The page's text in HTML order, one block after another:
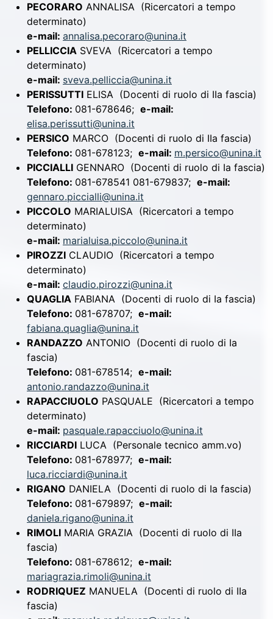
PECORARO ANNALISA (Ricercatori a tempo
determinato)
e-mail: annalisa.pecoraro@unina.it
PELLICCIA SVEVA (Ricercatori a tempo
determinato)
e-mail: sveva.pelliccia@unina.it
PERISSUTTI ELISA (Docenti di ruolo di IIa fascia)
Telefono: 081-678646; e-mail:
elisa.perissutti@unina.it
PERSICO MARCO (Docenti di ruolo di IIa fascia)
Telefono: 081-678123; e-mail: m.persico@unina.it
PICCIALLI GENNARO (Docenti di ruolo di Ia fascia)
Telefono: 081-678541 081-679837; e-mail:
gennaro.piccialli@unina.it
PICCOLO MARIALUISA (Ricercatori a tempo
determinato)
e-mail: marialuisa.piccolo@unina.it
PIROZZI CLAUDIO (Ricercatori a tempo
determinato)
e-mail: claudio.pirozzi@unina.it
QUAGLIA FABIANA (Docenti di ruolo di Ia fascia)
Telefono: 081-678707; e-mail:
fabiana.quaglia@unina.it
RANDAZZO ANTONIO (Docenti di ruolo di Ia
fascia)
Telefono: 081-678514; e-mail:
antonio.randazzo@unina.it
RAPACCIUOLO PASQUALE (Ricercatori a tempo
determinato)
e-mail: pasquale.rapacciuolo@unina.it
RICCIARDI LUCA (Personale tecnico amm.vo)
Telefono: 081-678977; e-mail:
luca.ricciardi@unina.it
RIGANO DANIELA (Docenti di ruolo di Ia fascia)
Telefono: 081-679897; e-mail:
daniela.rigano@unina.it
RIMOLI MARIA GRAZIA (Docenti di ruolo di IIa
fascia)
Telefono: 081-678612; e-mail:
mariagrazia.rimoli@unina.it
RODRIQUEZ MANUELA (Docenti di ruolo di IIa
fascia)